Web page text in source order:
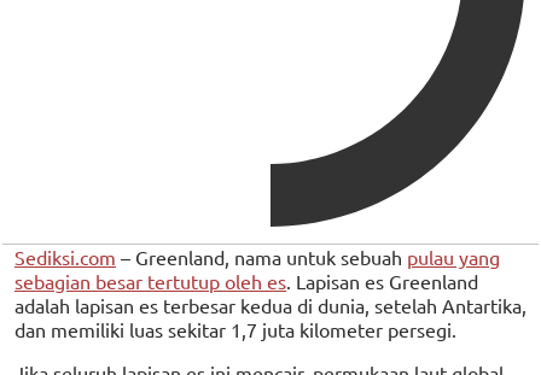
Sediksi.com – Greenland, nama untuk sebuah pulau yang
sebagian besar tertutup oleh es . Lapisan es Greenland
adalah lapisan es terbesar kedua di dunia, setelah Antartika,
dan memiliki luas sekitar 1,7 juta kilometer persegi.